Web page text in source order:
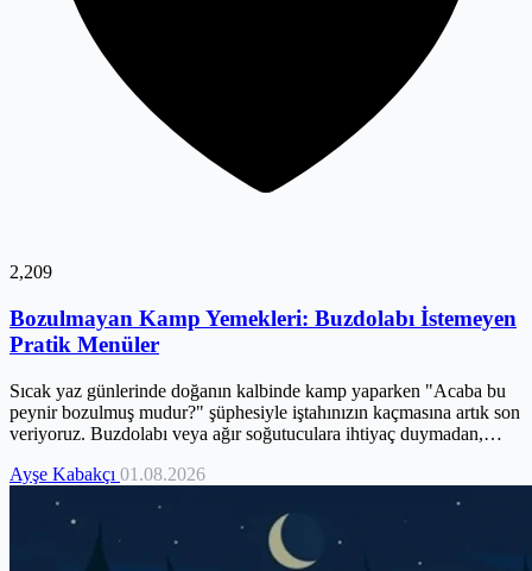
2,209
Bozulmayan Kamp Yemekleri: Buzdolabı İstemeyen
Pratik Menüler
Sıcak yaz günlerinde doğanın kalbinde kamp yaparken "Acaba bu
peynir bozulmuş mudur?" şüphesiyle iştahınızın kaçmasına artık son
veriyoruz. Buzdolabı veya ağır soğutuculara ihtiyaç duymadan,
tanışın. Su aktivitesi düşük, besleyici ve dayanıklı gıdalarla
hazırlanan stratejik menüler sayesinde, çantanızdaki her gramın
hakkını vereceksiniz. Urla’nın kavurucu sıcağından Yediburunlar’ın
yamaçlarına kadar her rotada güvenle uygulayabileceğiniz bu
yöntemler, kamp ocağınızdan yükselen o isli ve iştah açıcı kokuların
Ayşe Kabakçı 01.08.2026